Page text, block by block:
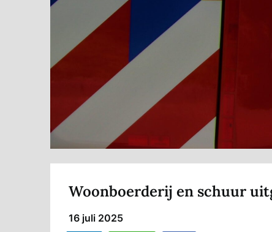
Woonboerderij en schuur
16 juli 2025